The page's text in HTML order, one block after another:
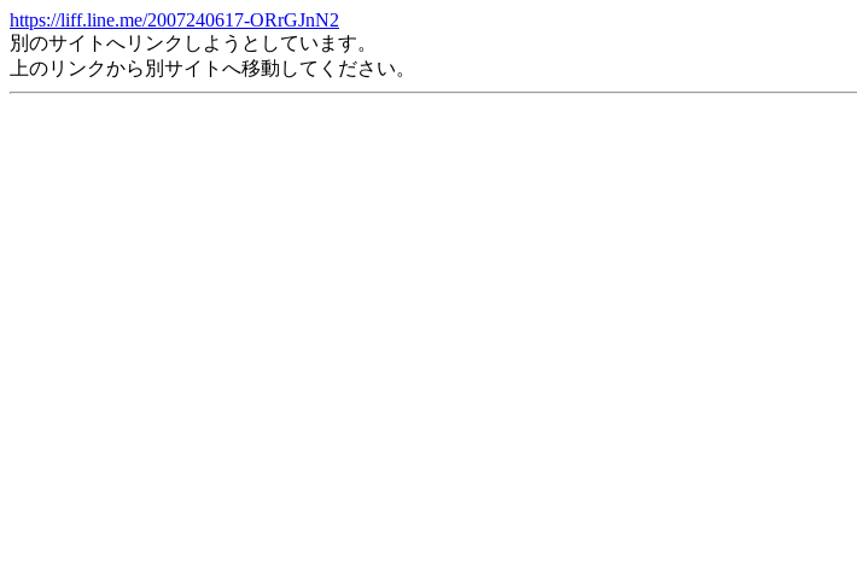
https://liff.line.me/2007240617-ORrGJnN2
別のサイトへリンクしようとしています。
上のリンクから別サイトへ移動してください。